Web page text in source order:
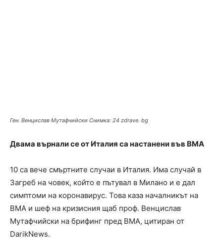
Ген. Венцислав Мутафчийски Снимка: 24 zdrave. bg
Двама върнали се от Италия са настанени във ВМА
10 са вече смъртните случаи в Италия. Има случай в
Загреб на човек, който е пътувал в Милано и е дал
симптоми на коронавирус. Това каза началникът на
ВМА и шеф на кризисния щаб проф. Венцислав
Мутафчийски на брифинг пред ВМА, цитиран от
DarikNews.